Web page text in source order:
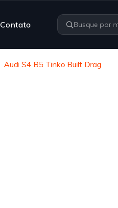
Contato
Audi S4 B5 Tinko Built Drag